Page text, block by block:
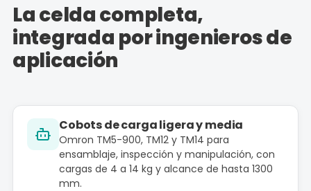
La celda completa,
integrada por ingenieros de
aplicación
Cobots de carga ligera y media
Omron TM5-900, TM12 y TM14 para
ensamblaje, inspección y manipulación, con
cargas de 4 a 14 kg y alcance de hasta 1300
mm.